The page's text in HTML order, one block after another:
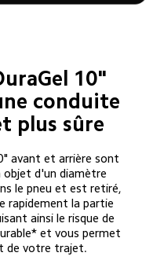
10"
conduite
plus sûre
avant et arrière sont
objet d'un diamètre
le pneu et est retiré,
rapidement la partie
ainsi le risque de
et vous permet
de votre trajet.